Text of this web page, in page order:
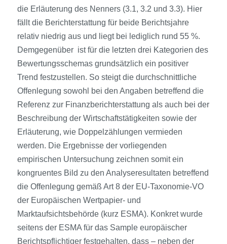
die Erläuterung des Nenners (3.1, 3.2 und 3.3). Hier
fällt die Berichterstattung für beide Berichtsjahre
relativ niedrig aus und liegt bei lediglich rund 55 %.
Demgegenüber ist für die letzten drei Kategorien des
Bewertungsschemas grundsätzlich ein positiver
Trend festzustellen. So steigt die durchschnittliche
Offenlegung sowohl bei den Angaben betreffend die
Referenz zur Finanzberichterstattung als auch bei der
Beschreibung der Wirtschaftstätigkeiten sowie der
Erläuterung, wie Doppelzählungen vermieden
werden. Die Ergebnisse der vorliegenden
empirischen Untersuchung zeichnen somit ein
kongruentes Bild zu den Analyseresultaten betreffend
die Offenlegung gemäß Art 8 der EU-Taxonomie-VO
der Europäischen Wertpapier- und
Marktaufsichtsbehörde (kurz ESMA). Konkret wurde
seitens der ESMA für das Sample europäischer
Berichtspflichtiger festgehalten, dass – neben der